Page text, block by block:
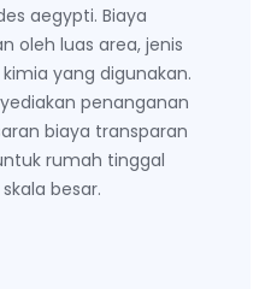
aegypti. Biaya
oleh luas area, jenis
yang digunakan.
penanganan
biaya transparan
rumah tinggal
besar.